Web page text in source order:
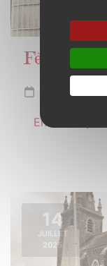
Fête de la
Samedi 21
En savoir plus
14
JUILLET
2025